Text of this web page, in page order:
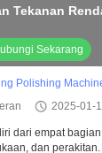
Tekanan
Sekarang
Polishing
2025-01-
dari empat
dan